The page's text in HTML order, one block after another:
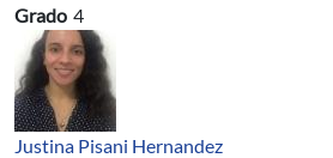
Grado 4
Justina Pisani Hernandez